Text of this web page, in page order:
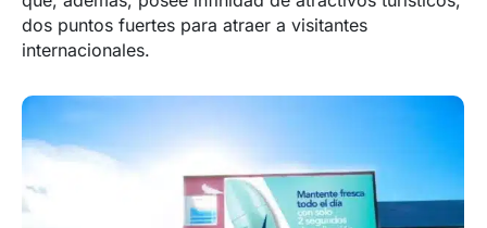
dos puntos fuertes para atraer a visitantes
internacionales.